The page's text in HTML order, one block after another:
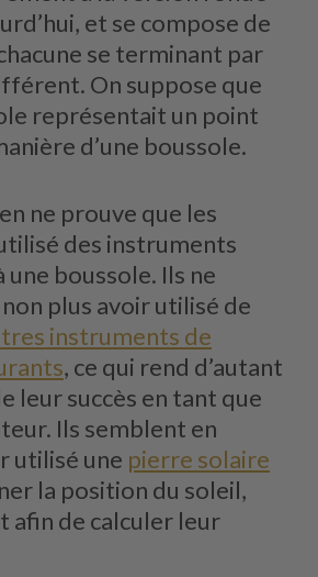
et se compose de
se terminant par
On suppose que
représentait un point
d’une boussole.
ne prouve que les
des instruments
boussole. Ils ne
plus avoir utilisé de
instruments de
, ce qui rend d’autant
leur succès en tant que
Ils semblent en
utilisé une pierre solaire
la position du soleil,
afin de calculer leur